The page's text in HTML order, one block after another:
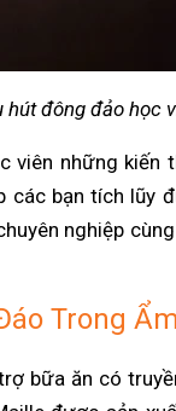
đông đảo học
viên những kiến
bạn tích lũy
nghiệp
Trong
bữa ăn có